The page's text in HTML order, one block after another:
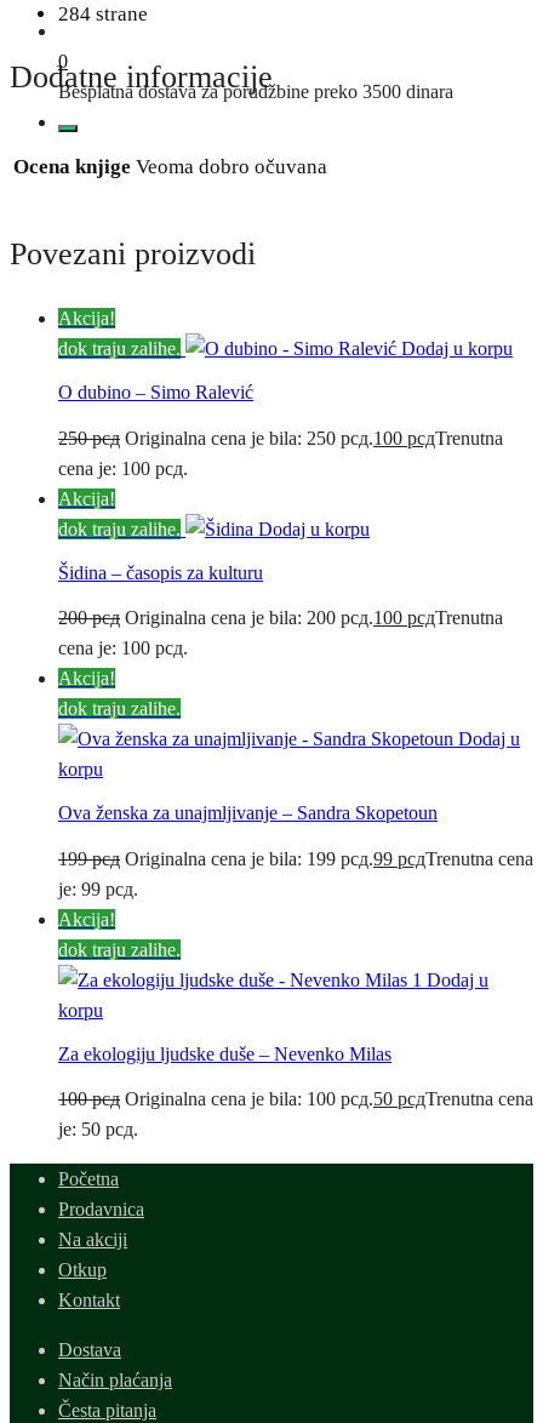
0
Besplatna dostava za porudžbine preko 3500 dinara
284 strane
Dodatne informacije
Ocena knjige Veoma dobro očuvana
Povezani proizvodi
Akcija!
dok traju zalihe.
Dodaj u korpu
O dubino – Simo Ralević
250рсд Originalna cena je bila: 250 рсд.100 рсдTrenutna
cena je: 100 рсд.
Akcija!
dok traju zalihe.
Dodaj u korpu
Šidina – časopis za kulturu
200рсд Originalna cena je bila: 200 рсд.100 рсдTrenutna
cena je: 100 рсд.
Akcija!
dok traju zalihe.
Dodaj u
korpu
Ova ženska za unajmljivanje – Sandra Skopetoun
199рсд Originalna cena je bila: 199 рсд.99 рсдTrenutna cena
je: 99 рсд.
Akcija!
dok traju zalihe.
Dodaj u
korpu
Za ekologiju ljudske duše – Nevenko Milas
100рсд Originalna cena je bila: 100 рсд.50 рсдTrenutna cena
je: 50 рсд.
Početna
Prodavnica
Na akciji
Otkup
Kontakt
Dostava
Način plaćanja
Česta pitanja